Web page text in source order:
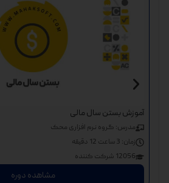
آموزش بستن سال مالی
مدرس: گروه نرم افزاری محک
زمان: 3 ساعت 12 دقیقه
12056 شرکت کننده
مشاهده دوره